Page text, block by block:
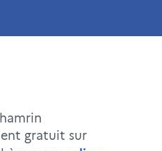
gratuit sur